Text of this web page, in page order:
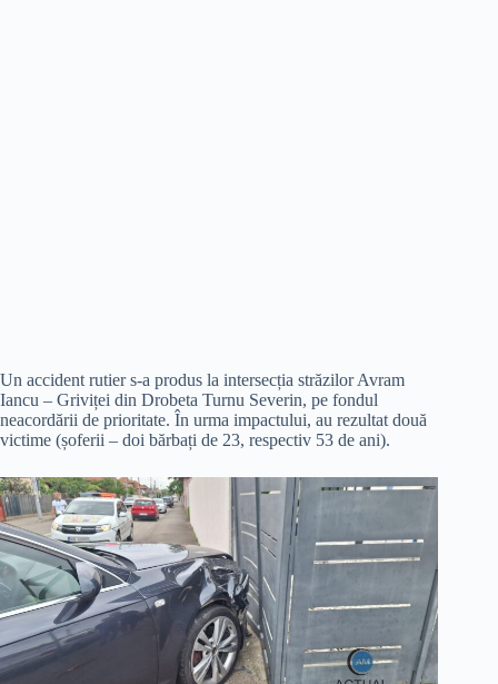
Un accident rutier s-a produs la intersecția străzilor Avram
Iancu – Griviței din Drobeta Turnu Severin, pe fondul
neacordării de prioritate. În urma impactului, au rezultat două
victime (șoferii – doi bărbați de 23, respectiv 53 de ani).